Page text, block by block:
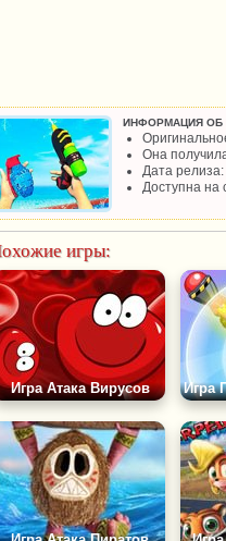
ИНФОРМАЦИЯ ОБ
Она
Дата
Доступна
игры:
Игра Атака Вирусов